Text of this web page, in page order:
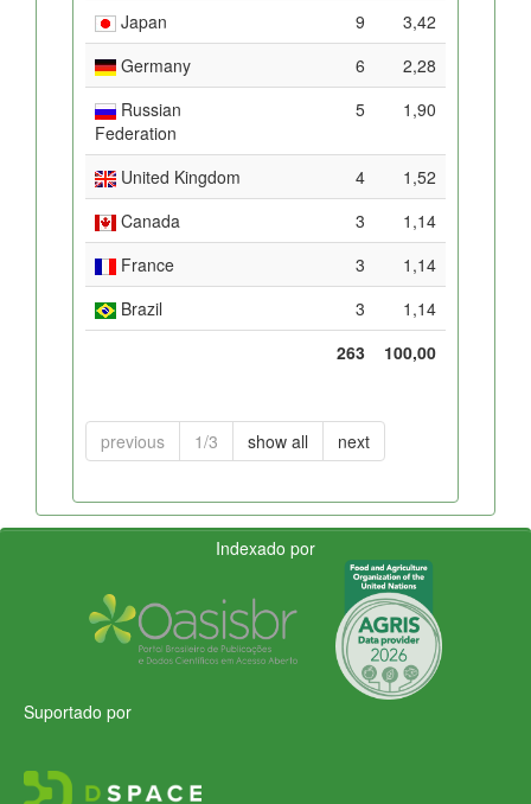
Japan
9
3,42
Germany
6
2,28
Russian
Federation
5 1,90
United Kingdom 4
1,52
Canada
3
1,14
France
3
1,14
Brazil
3
1,14
263
100,00
previous 1/3 show all next
Indexado por
Suportado por